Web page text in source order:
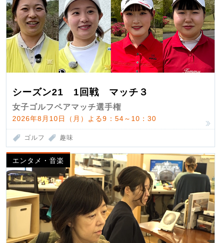
シーズン21 1回戦 マッチ３
女子ゴルフペアマッチ選手権
2026年8月10日（月）よる9：54～10：30
ゴルフ 趣味
エンタメ・音楽